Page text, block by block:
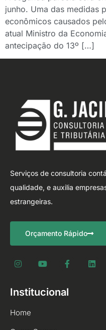
junho. Uma das medidas
econômicos causados
atual Ministro da
antecipação do 13º […]
Serviços de consultoria
qualidade, e auxilia
estrangeiras.
Orçamento Rápido
Institucional
Home